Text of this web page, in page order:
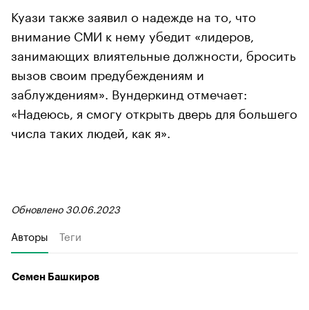
Куази также заявил о надежде на то, что
внимание СМИ к нему убедит «лидеров,
занимающих влиятельные должности, бросить
вызов своим предубеждениям и
заблуждениям». Вундеркинд отмечает:
«Надеюсь, я смогу открыть дверь для большего
числа таких людей, как я».
Обновлено 30.06.2023
Авторы Теги
Семен Башкиров